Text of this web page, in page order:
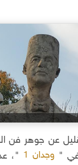
عن جوهر فن
في " وجدان 1
"، عدت